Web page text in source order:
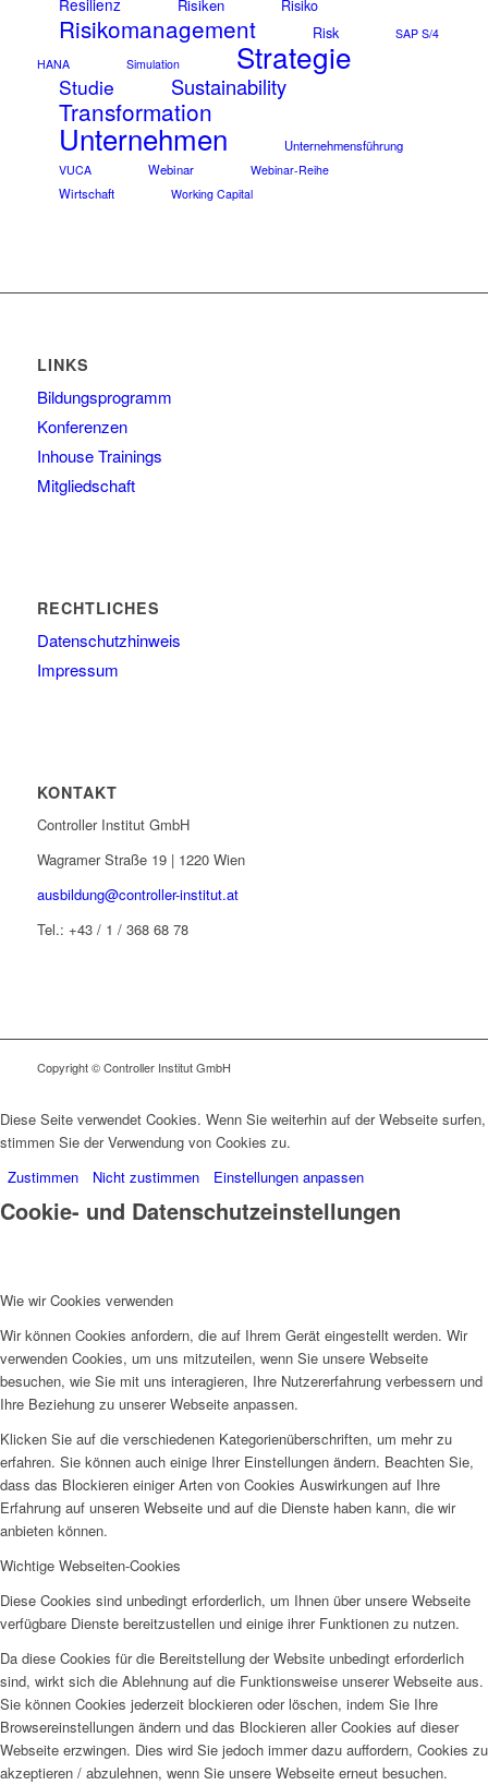
Resilienz Risiken Risiko
Risikomanagement Risk
SAP S/4
HANA
Simulation Strategie
Studie Sustainability
Transformation
Unternehmen Unternehmensführung
VUCA Webinar Webinar-Reihe
Wirtschaft Working Capital
LINKS
Bildungsprogramm
Konferenzen
Inhouse Trainings
Mitgliedschaft
RECHTLICHES
Datenschutzhinweis
Impressum
KONTAKT
Controller Institut GmbH
Wagramer Straße 19 | 1220 Wien
ausbildung@controller-institut.at
Tel.: +43 / 1 / 368 68 78
Copyright © Controller Institut GmbH
Diese Seite verwendet Cookies. Wenn Sie weiterhin auf der Webseite surfen,
stimmen Sie der Verwendung von Cookies zu.
Zustimmen
Nicht zustimmen Einstellungen anpassen
Cookie- und Datenschutzeinstellungen
Wie wir Cookies verwenden
Wir können Cookies anfordern, die auf Ihrem Gerät eingestellt werden. Wir
verwenden Cookies, um uns mitzuteilen, wenn Sie unsere Webseite
besuchen, wie Sie mit uns interagieren, Ihre Nutzererfahrung verbessern und
Ihre Beziehung zu unserer Webseite anpassen.
Klicken Sie auf die verschiedenen Kategorienüberschriften, um mehr zu
erfahren. Sie können auch einige Ihrer Einstellungen ändern. Beachten Sie,
dass das Blockieren einiger Arten von Cookies Auswirkungen auf Ihre
Erfahrung auf unseren Webseite und auf die Dienste haben kann, die wir
anbieten können.
Wichtige Webseiten-Cookies
Diese Cookies sind unbedingt erforderlich, um Ihnen über unsere Webseite
verfügbare Dienste bereitzustellen und einige ihrer Funktionen zu nutzen.
Da diese Cookies für die Bereitstellung der Website unbedingt erforderlich
sind, wirkt sich die Ablehnung auf die Funktionsweise unserer Webseite aus.
Sie können Cookies jederzeit blockieren oder löschen, indem Sie Ihre
Browsereinstellungen ändern und das Blockieren aller Cookies auf dieser
Webseite erzwingen. Dies wird Sie jedoch immer dazu auffordern, Cookies zu
akzeptieren / abzulehnen, wenn Sie unsere Webseite erneut besuchen.